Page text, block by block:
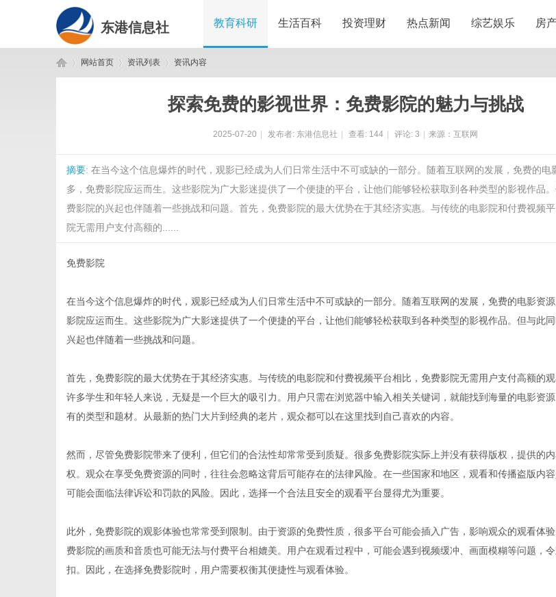
东港信息社 教育科研 生活百科 投资理财 热点新闻 综艺娱乐 房
网站首页 资讯列表 资讯内容
探索免费的影视世界：免费影院的魅力与挑战
2025-07-20 发布者: 东港信息社 查看: 144 评论: 3 来源：互联网
摘要: 在当今这个信息爆炸的时代，观影已经成为人们日常生活中不可或缺的一部分。随着互联网的发展，免费的电
多，免费影院应运而生。这些影院为广大影迷提供了一个便捷的平台，让他们能够轻松获取到各种类型的影视作品
费影院的兴起也伴随着一些挑战和问题。首先，免费影院的最大优势在于其经济实惠。与传统的电影院和付费视频
院无需用户支付高额的......
免费影院
在当今这个信息爆炸的时代，观影已经成为人们日常生活中不可或缺的一部分。随着互联网的发展，免费的电影资
影院应运而生。这些影院为广大影迷提供了一个便捷的平台，让他们能够轻松获取到各种类型的影视作品。但与此
兴起也伴随着一些挑战和问题。
首先，免费影院的最大优势在于其经济实惠。与传统的电影院和付费视频平台相比，免费影院无需用户支付高额的
许多学生和年轻人来说，无疑是一个巨大的吸引力。用户只需在浏览器中输入相关关键词，就能找到海量的电影资
有的类型和题材。从最新的热门大片到经典的老片，观众都可以在这里找到自己喜欢的内容。
然而，尽管免费影院带来了便利，但它们的合法性却常常受到质疑。很多免费影院实际上并没有获得版权，提供的
权。观众在享受免费资源的同时，往往会忽略这背后可能存在的法律风险。在一些国家和地区，观看和传播盗版内
可能会面临法律诉讼和罚款的风险。因此，选择一个合法且安全的观看平台显得尤为重要。
此外，免费影院的观影体验也常常受到限制。由于资源的免费性质，很多平台可能会插入广告，影响观众的观看体
费影院的画质和音质也可能无法与付费平台相媲美。用户在观看过程中，可能会遇到视频缓冲、画面模糊等问题，
扣。因此，在选择免费影院时，用户需要权衡其便捷性与观看体验。